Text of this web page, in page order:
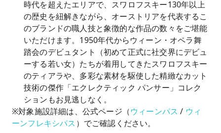
時代を超えたエリアで、スワロフスキー130年以上
の歴史を紐解きながら、オーストリアを代表するこ
のブランドの職人技と象徴的な作品の数々をご堪能
いただけます。1950年代からウィーン・オペラ舞
踏会のデビュタント（初めて正式に社交界にデビュ
ーする若い女）たちが着用してきたスワロフスキー
のティアラや、多彩な素材を駆使した精緻なカット
技術の傑作「エクレクティック パンサー」コレク
ションもお見逃しなく。
※対象施設詳細は、公式ページ（ウィーンパス / ウィ
ーンフレキシパス ）でご確認ください。